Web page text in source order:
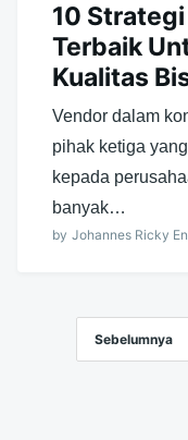
10
Terbaik
Kualitas
Vendor dalam
pihak ketiga
kepada
banyak…
by Johannes Ricky
Navigasi
pos
Sebelumnya